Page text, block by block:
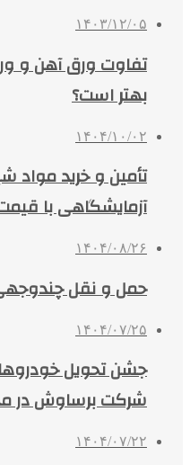
۱۴۰۳/۱۲/۰۵
تفاوت ورق آهن و
بهتر است؟
۱۴۰۴/۱۰/۰۲
تأمین و خرید مواد
آزمایشگاهی با
۱۴۰۴/۰۸/۲۶
حمل و نقل
۱۴۰۴/۰۷/۲۵
جشن تحویل
شرکت برساوش در
۱۴۰۴/۰۷/۲۲